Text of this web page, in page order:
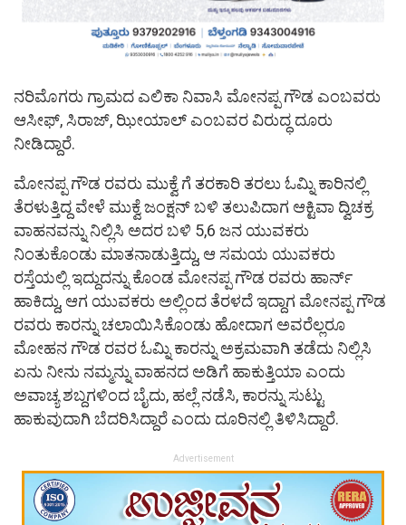
ನರಿಮೊಗರು ಗ್ರಾಮದ ಎಲಿಕಾ ನಿವಾಸಿ ಮೋನಪ್ಪ ಗೌಡ ಎಂಬವರು
ಆಸೀಫ್, ಸಿರಾಜ್, ಝೀಯಾಲ್ ಎಂಬವರ ವಿರುದ್ಧ ದೂರು
ನೀಡಿದ್ದಾರೆ.
ಮೋನಪ್ಪ ಗೌಡ ರವರು ಮುಕ್ವೆ ಗೆ ತರಕಾರಿ ತರಲು ಓಮ್ನಿ ಕಾರಿನಲ್ಲಿ
ತೆರಳುತ್ತಿದ್ದ ವೇಳೆ ಮುಕ್ವೆ ಜಂಕ್ಷನ್ ಬಳಿ ತಲುಪಿದಾಗ ಆಕ್ಟಿವಾ ದ್ವಿಚಕ್ರ
ವಾಹನವನ್ನು ನಿಲ್ಲಿಸಿ ಅದರ ಬಳಿ 5,6 ಜನ ಯುವಕರು
ನಿಂತುಕೊಂಡು ಮಾತನಾಡುತ್ತಿದ್ದು, ಆ ಸಮಯ ಯುವಕರು
ರಸ್ತೆಯಲ್ಲಿ ಇದ್ದುದನ್ನು ಕೊಂಡ ಮೋನಪ್ಪ ಗೌಡ ರವರು ಹಾರ್ನ್
ಹಾಕಿದ್ದು, ಆಗ ಯುವಕರು ಅಲ್ಲಿಂದ ತೆರಳದೆ ಇದ್ದಾಗ ಮೋನಪ್ಪ ಗೌಡ
ರವರು ಕಾರನ್ನು ಚಲಾಯಿಸಿಕೊಂಡು ಹೋದಾಗ ಅವರೆಲ್ಲರೂ
ಮೋಹನ ಗೌಡ ರವರ ಓಮ್ನಿ ಕಾರನ್ನು ಅಕ್ರಮವಾಗಿ ತಡೆದು ನಿಲ್ಲಿಸಿ
ಏನು ನೀನು ನಮ್ಮನ್ನು ವಾಹನದ ಅಡಿಗೆ ಹಾಕುತ್ತಿಯಾ ಎಂದು
ಅವಾಚ್ಯ ಶಬ್ದಗಳಿಂದ ಬೈದು, ಹಲ್ಲೆ ನಡೆಸಿ, ಕಾರನ್ನು ಸುಟ್ಟು
ಹಾಕುವುದಾಗಿ ಬೆದರಿಸಿದ್ದಾರೆ ಎಂದು ದೂರಿನಲ್ಲಿ ತಿಳಿಸಿದ್ದಾರೆ.
Advertisement